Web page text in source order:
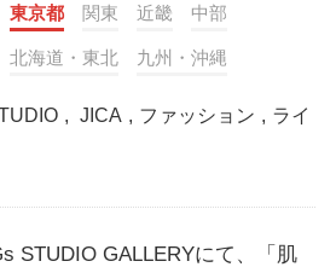
東京都 関東 近畿 中部
北海道・東北 九州・沖縄
, JICA , ファッション , ライ
STUDIO GALLERYにて、「肌